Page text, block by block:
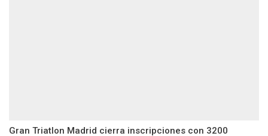
Gran Triatlon Madrid cierra inscripciones con 3200